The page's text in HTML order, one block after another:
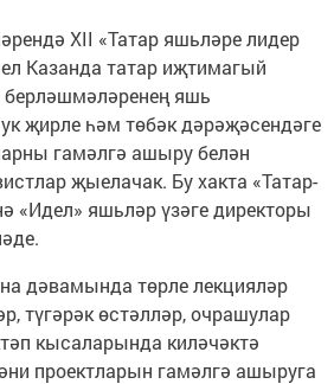
XII «Татар яшьләре лидер
Казанда татар иҗтимагый
яшь
җирле һәм төбәк дәрәҗәсендәге
гамәлгә ашыру белән
җыелачак. Бу хакта «Татар-
«Идел» яшьләр үзәге директоры
дәвамында төрле лекцияләр
түгәрәк өстәлләр, очрашулар
кысаларында киләчәктә
проектларын гамәлгә ашыруга